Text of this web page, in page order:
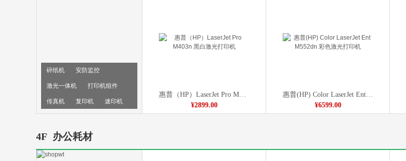
碎纸机 安防监控
激光一体机 打印机组件
传真机 复印机 速印机
惠普（HP）LaserJet Pro M403n 黑白激光打印机
¥2899.00
惠普(HP) Color LaserJet Ent M552dn 彩色激光打印机
¥6599.00
4F 办公耗材